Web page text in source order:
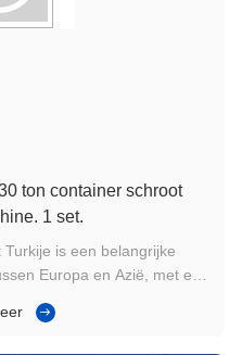
ton container schroot
1 set.
is een belangrijke
Europa en Azië, met een
plus plaat) kunnen het